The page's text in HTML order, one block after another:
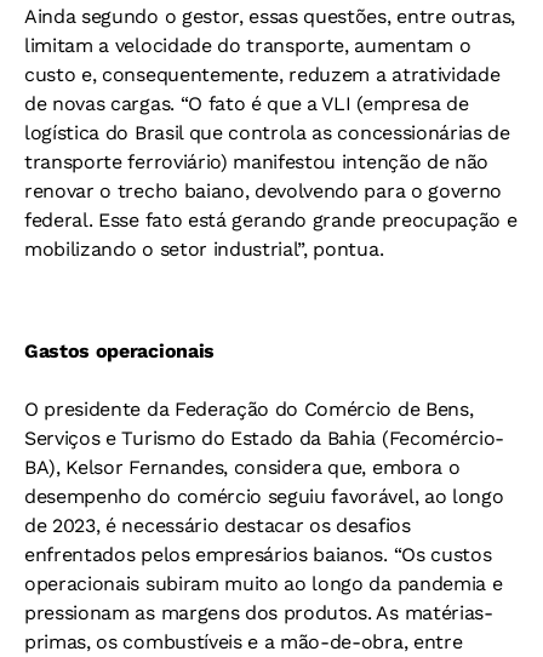
Ainda segundo o gestor, essas questões, entre outras,
limitam a velocidade do transporte, aumentam o
custo e, consequentemente, reduzem a atratividade
de novas cargas. “O fato é que a VLI (empresa de
logística do Brasil que controla as concessionárias de
transporte ferroviário) manifestou intenção de não
renovar o trecho baiano, devolvendo para o governo
federal. Esse fato está gerando grande preocupação e
mobilizando o setor industrial”, pontua.
Gastos operacionais
O presidente da Federação do Comércio de Bens,
Serviços e Turismo do Estado da Bahia (Fecomércio-
BA), Kelsor Fernandes, considera que, embora o
desempenho do comércio seguiu favorável, ao longo
de 2023, é necessário destacar os desafios
enfrentados pelos empresários baianos. “Os custos
operacionais subiram muito ao longo da pandemia e
pressionam as margens dos produtos. As matérias-
primas, os combustíveis e a mão-de-obra, entre